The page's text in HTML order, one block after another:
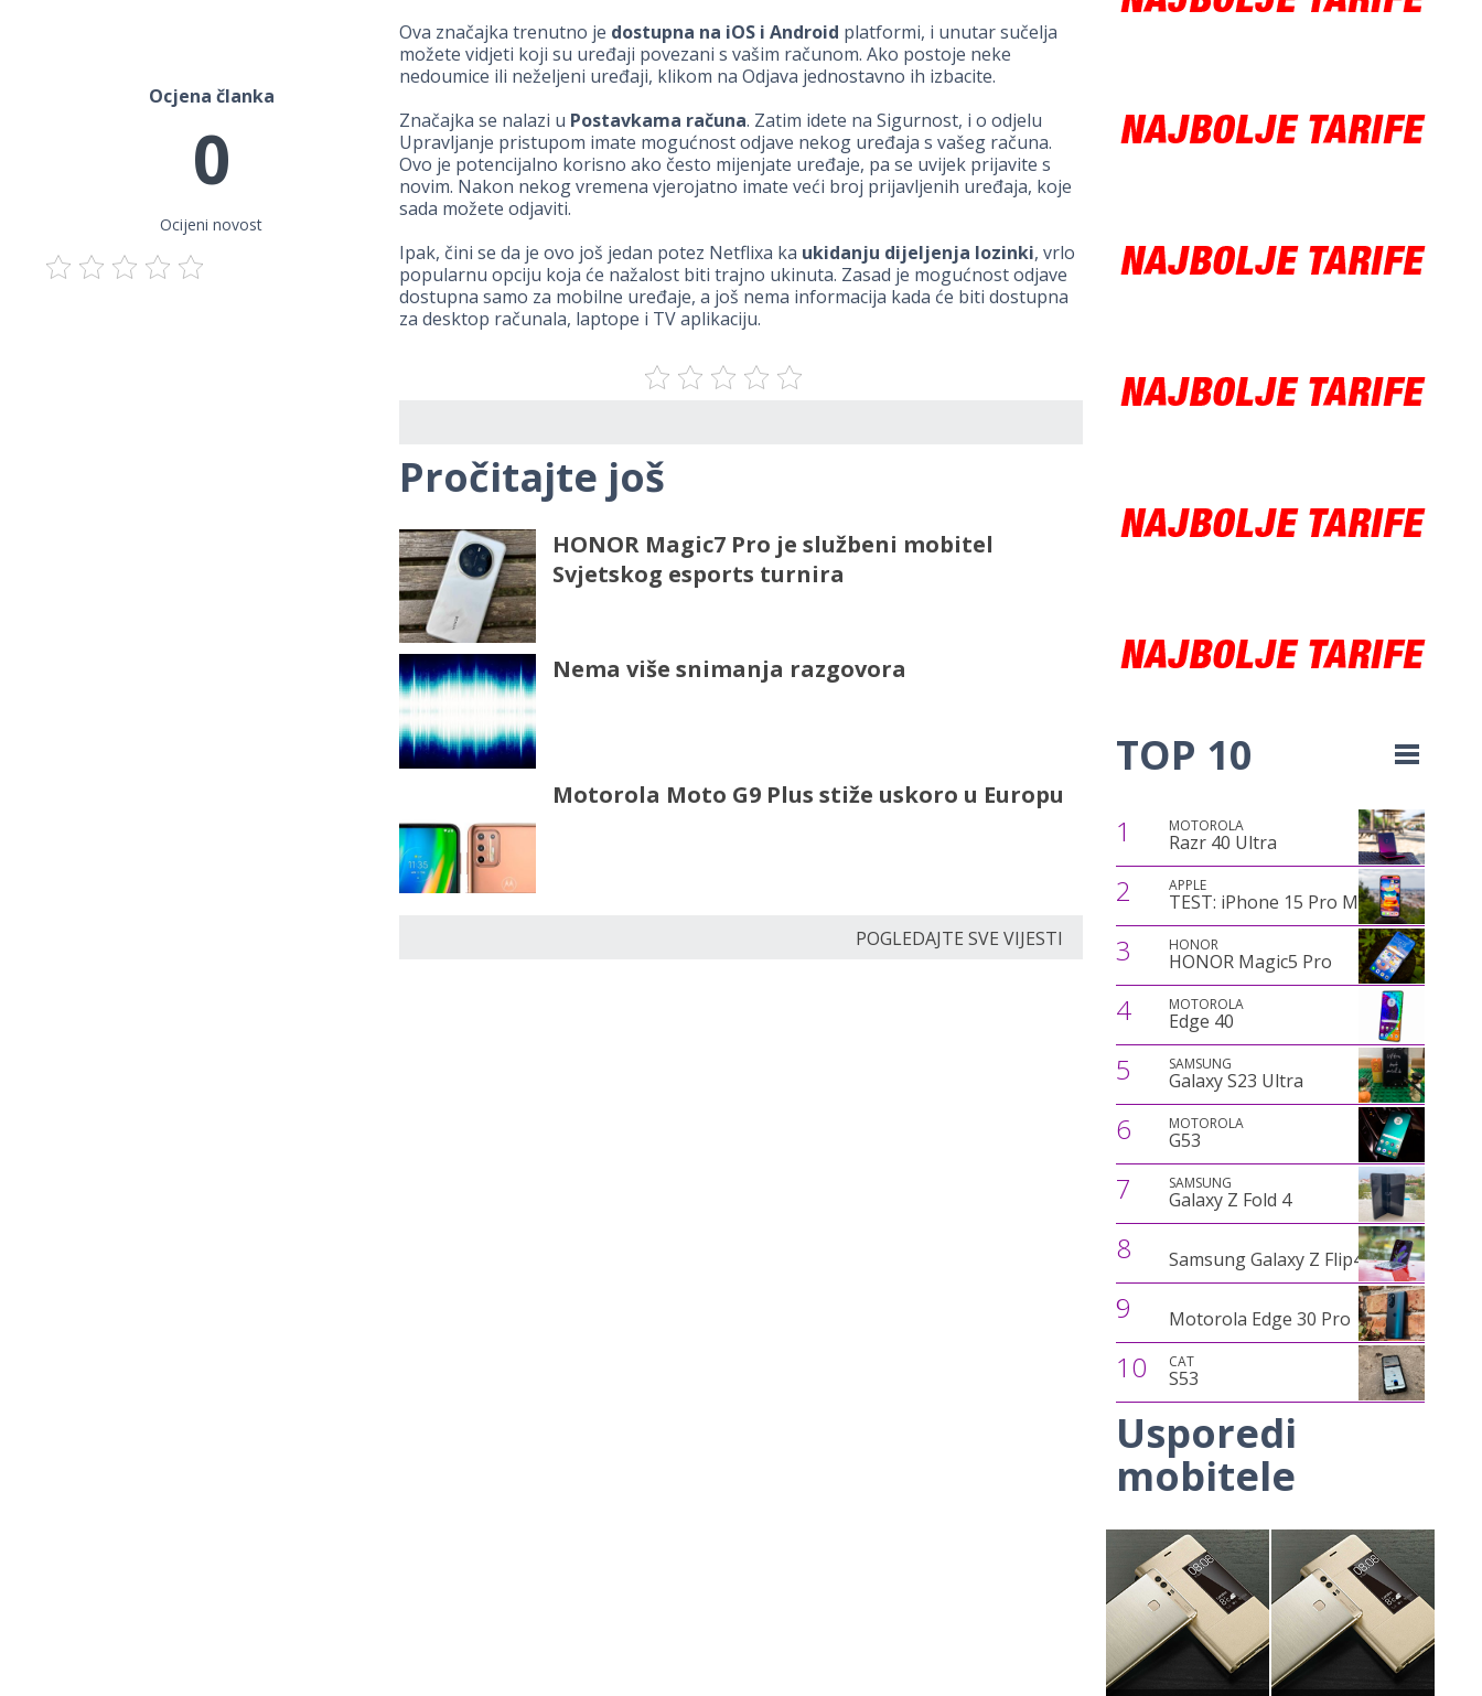
Ocjena članka
0
Ocijeni novost
Ova značajka trenutno je dostupna na iOS i Android platformi, i unutar sučelja
možete vidjeti koji su uređaji povezani s vašim računom. Ako postoje neke
nedoumice ili neželjeni uređaji, klikom na Odjava jednostavno ih izbacite.
Značajka se nalazi u Postavkama računa. Zatim idete na Sigurnost, i o odjelu
Upravljanje pristupom imate mogućnost odjave nekog uređaja s vašeg računa.
Ovo je potencijalno korisno ako često mijenjate uređaje, pa se uvijek prijavite s
novim. Nakon nekog vremena vjerojatno imate veći broj prijavljenih uređaja, koje
sada možete odjaviti.
Ipak, čini se da je ovo još jedan potez Netflixa ka ukidanju dijeljenja lozinki, vrlo
popularnu opciju koja će nažalost biti trajno ukinuta. Zasad je mogućnost odjave
dostupna samo za mobilne uređaje, a još nema informacija kada će biti dostupna
za desktop računala, laptope i TV aplikaciju.
Pročitajte još
HONOR Magic7 Pro je službeni mobitel
Svjetskog esports turnira
Nema više snimanja razgovora
Motorola Moto G9 Plus stiže uskoro u Europu
POGLEDAJTE SVE VIJESTI
TOP 10
1 MOTOROLA
Razr 40 Ultra
2 APPLE
TEST: iPhone 15 Pro Max
3 HONOR
HONOR Magic5 Pro
4 MOTOROLA
Edge 40
5 SAMSUNG
Galaxy S23 Ultra
6 MOTOROLA
G53
7 SAMSUNG
Galaxy Z Fold 4
8 Samsung Galaxy Z Flip4
9 Motorola Edge 30 Pro
10 CAT
S53
Usporedi
mobitele